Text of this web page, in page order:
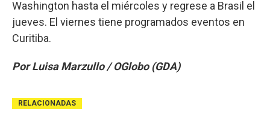
Washington hasta el miércoles y regrese a Brasil el
jueves. El viernes tiene programados eventos en
Curitiba.
Por Luisa Marzullo / OGlobo (GDA)
RELACIONADAS